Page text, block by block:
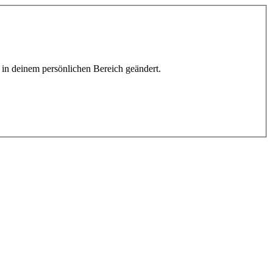
deinem persönlichen Bereich geändert.